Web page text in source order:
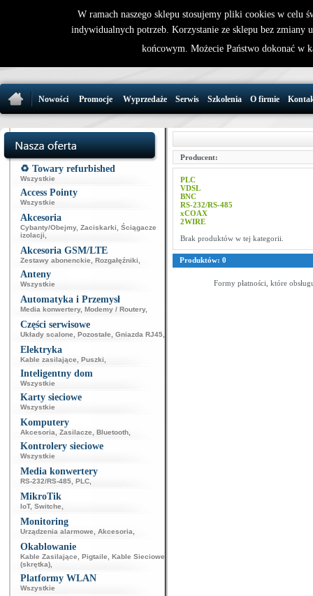
32 721 86
Nowości Promocje Wyprzedaże Serwis Szkolenia O firmie
♻️ Towary refurbished
Wszystkie
Access Pointy
Wszystkie
Akcesoria
Cybanty/Obejmy, Zaciskarki
Ściągacze
izolacji
Akcesoria GSM/LTE
Zestawy abonenckie Rozgałęźniki
Anteny
Wszystkie
Automatyka i Przemysł
Media konwertery, Modemy / Routery,
Części serwisowe
Układy scalone Pozostałe Gniazda RJ45
Elektryka
Kable zasilające Puszki
Inteligentny dom
Wszystkie
Karty sieciowe
Wszystkie
Komputery
Akcesoria Zasilacze Bluetooth
Kontrolery sieciowe
Wszystkie
Media konwertery
RS-232/RS-485 PLC
MikroTik
IoT, Switche
Monitoring
Urządzenia alarmowe Akcesoria
Okablowanie
Kable Zasilające Pigtaile
Kable Sieciowe
(skrętka)
Platformy WLAN
Wszystkie
Producent:
PLC
VDSL
BNC
RS-232/RS-485
xCOAX
2WIRE
Brak produktów w tej kategorii.
Produktów: 0
Formy płatności, które
W ramach naszego sklepu stosujemy pliki cookies w celu
indywidualnych potrzeb. Korzystanie ze sklepu bez zmiany
końcowym. Możecie Państwo dokonać w